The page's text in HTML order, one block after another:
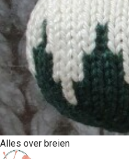
Alles over breien